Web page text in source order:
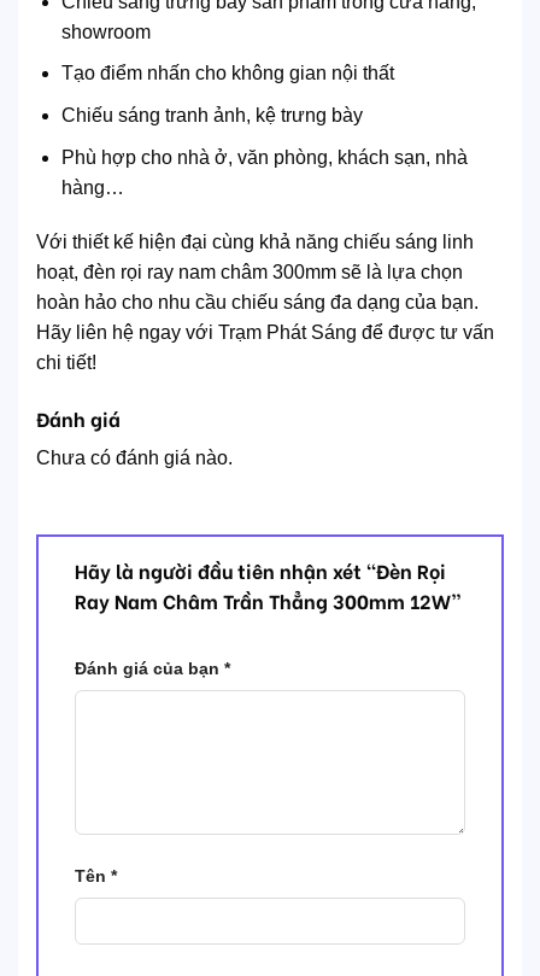
showroom
Tạo điểm nhấn cho không gian nội thất
Chiếu sáng tranh ảnh, kệ trưng bày
Phù hợp cho nhà ở, văn phòng, khách sạn, nhà
hàng…
Với thiết kế hiện đại cùng khả năng chiếu sáng linh
hoạt, đèn rọi ray nam châm 300mm sẽ là lựa chọn
hoàn hảo cho nhu cầu chiếu sáng đa dạng của bạn.
Hãy liên hệ ngay với Trạm Phát Sáng để được tư vấn
chi tiết!
Đánh giá
Chưa có đánh giá nào.
Hãy là người đầu tiên nhận xét “Đèn Rọi
Ray Nam Châm Trần Thẳng 300mm 12W”
Đánh giá của bạn *
Tên *